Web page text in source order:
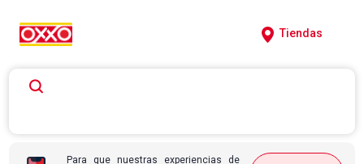
Tiendas
Para que nuestras experiencias de